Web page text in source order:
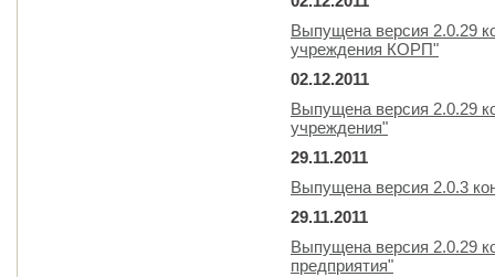
Выпущена версия 2.0.29
учреждения КОРП"
02.12.2011
Выпущена версия 2.0.29
учреждения"
29.11.2011
Выпущена версия 2.0.3
29.11.2011
Выпущена версия 2.0.29
предприятия"